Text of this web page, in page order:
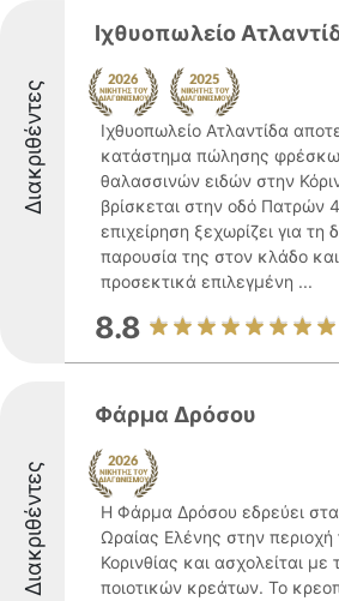
Διακριθέντες
Ιχθυοπωλείο
Ιχθυοπωλείο Ατλαντίδα
κατάστημα πώλησης
θαλασσινών ειδών στην
βρίσκεται στην οδό Πατρών
επιχείρηση ξεχωρίζει για τη
παρουσία της στον κλάδο και
προσεκτικά επιλεγμένη ...
8.8
Διακριθέντες
Φάρμα Δρόσου
Η Φάρμα Δρόσου εδρεύει
Ωραίας Ελένης στην περιοχή
Κορινθίας και ασχολείται με
ποιοτικών κρεάτων. Το